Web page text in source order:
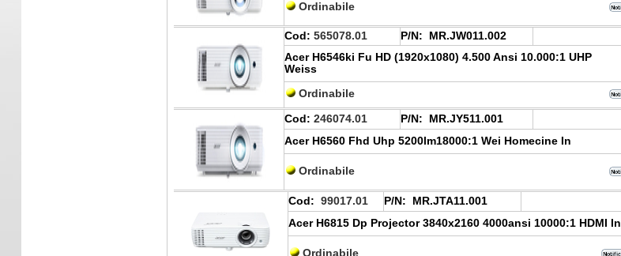
Ordinabile
Cod: 565078.01 P/N: MR.JW011.002
Acer H6546ki Fu HD (1920x1080) 4.500 Ansi 10.000:1 UHP
Weiss
Ordinabile
Cod: 246074.01 P/N: MR.JY511.001
Acer H6560 Fhd Uhp 5200lm18000:1 Wei Homecine In
Ordinabile
Cod: 99017.01 P/N: MR.JTA11.001
Acer H6815 Dp Projector 3840x2160 4000ansi 10000:1 HDMI In
Ordinabile